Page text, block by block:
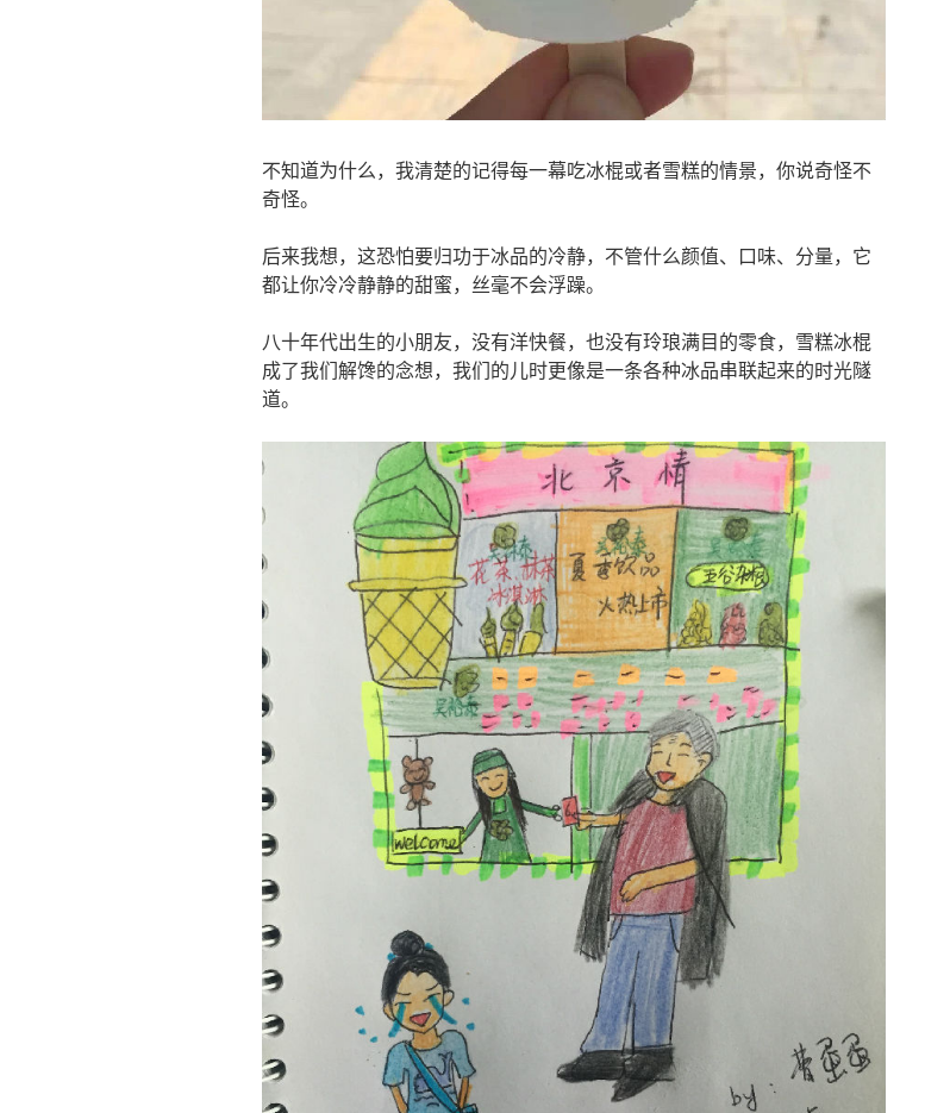
不知道为什么，我清楚的记得每一幕吃冰棍或者雪糕的情景，你说奇怪不
奇怪。
后来我想，这恐怕要归功于冰品的冷静，不管什么颜值、口味、分量，它
都让你冷冷静静的甜蜜，丝毫不会浮躁。
八十年代出生的小朋友，没有洋快餐，也没有玲琅满目的零食，雪糕冰棍
成了我们解馋的念想，我们的儿时更像是一条各种冰品串联起来的时光隧
道。